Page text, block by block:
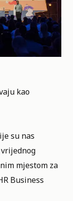
kao
su nas
mjestom za
Business